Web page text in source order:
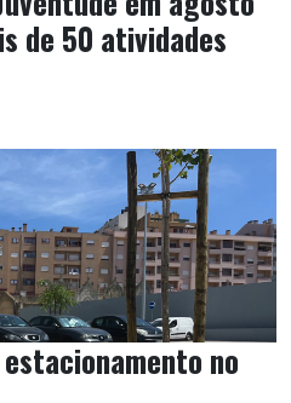
de 50 atividades
no